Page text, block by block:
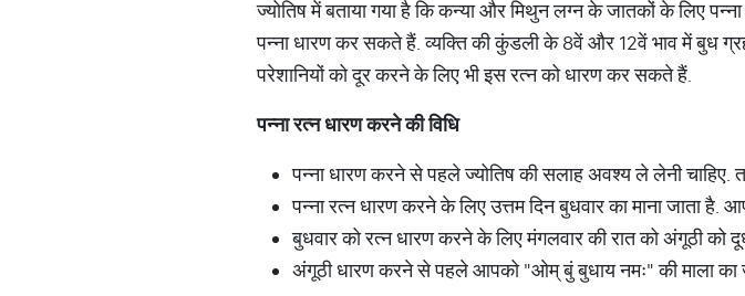
ज्योतिष में बताया गया है कि कन्या और मिथुन लग्न के जातकों के लिए
पन्ना धारण कर सकते हैं. व्यक्ति की कुंडली के 8वें और 12वें भाव में बुध ग्रह
परेशानियों को दूर करने के लिए भी इस रत्न को धारण कर सकते हैं.
पन्नारत्नधारणकरनेकीविधि
पन्ना धारण करने से पहले ज्योतिष की सलाह अवश्य ले लेनी
पन्ना रत्न धारण करने के लिए उत्तम दिन बुधवार का माना जाता
बुधवार को रत्न धारण करने के लिए मंगलवार की रात को अंगूठी
अंगूठी धारण करने से पहले आपको "ओम् बुं बुधाय नमः" की माला का